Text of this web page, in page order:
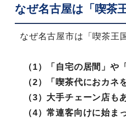
なぜ名古屋は「喫茶
なぜ名古屋市は「喫茶王
（1）「自宅の居間」や
（2）「喫茶代におカ
（3）大手チェーン店も
（4）常連客向けに始